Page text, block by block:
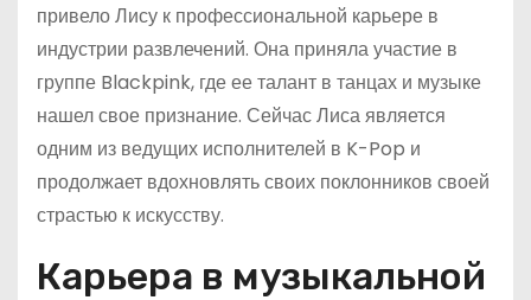
привело Лису к профессиональной карьере в
индустрии развлечений. Она приняла участие в
группе Blackpink, где ее талант в танцах и музыке
нашел свое признание. Сейчас Лиса является
одним из ведущих исполнителей в K-Pop и
продолжает вдохновлять своих поклонников своей
страстью к искусству.
Карьера в музыкальной